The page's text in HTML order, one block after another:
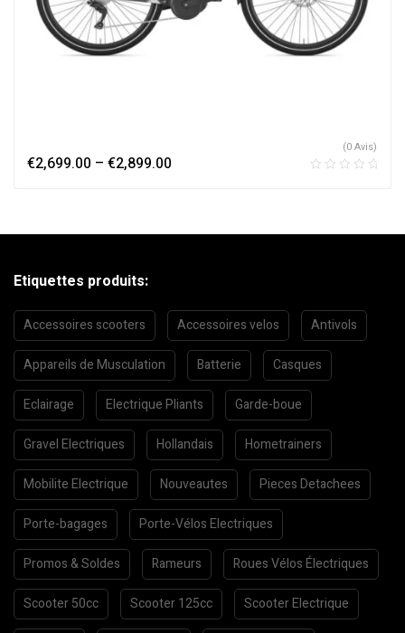
€2,699.00 – €2,899.00
(0 Avis)
Etiquettes produits:
Accessoires scooters Accessoires velos Antivols
Appareils de Musculation Batterie Casques
Eclairage Electrique Pliants Garde-boue
Gravel Electriques Hollandais Hometrainers
Mobilite Electrique Nouveautes Pieces Detachees
Porte-bagages Porte-Vélos Electriques
Promos & Soldes Rameurs Roues Vélos Électriques
Scooter 50cc Scooter 125cc Scooter Electrique